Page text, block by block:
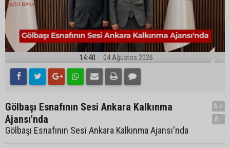
14:40 04 Ağustos 2026
Gölbaşı Esnafının Sesi Ankara Kalkınma
Ajansı'nda
Gölbaşı Esnafının Sesi Ankara Kalkınma Ajansı'nda
A+
A-